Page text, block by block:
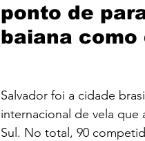
ponto de
baiana
Salvador foi a cidade
internacional de vela
Sul. No total, 90